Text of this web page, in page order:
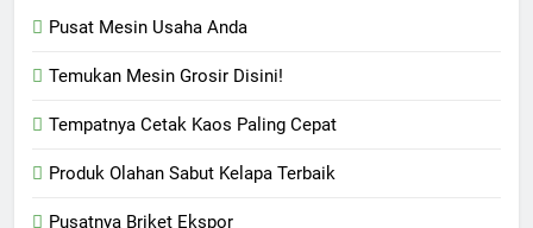
Pusat Mesin Usaha Anda
Temukan Mesin Grosir Disini!
Tempatnya Cetak Kaos Paling Cepat
Produk Olahan Sabut Kelapa Terbaik
Pusatnya Briket Ekspor